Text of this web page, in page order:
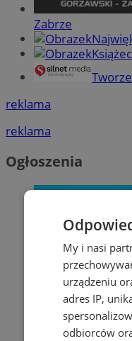
Zabrze
reklama
reklama
Ogłoszenia
My i nasi
urządzeniu
adres IP,
odbiorców